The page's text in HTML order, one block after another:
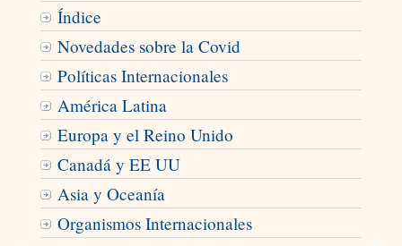
Índice
Novedades sobre la Covid
Políticas Internacionales
América Latina
Europa y el Reino Unido
Canadá y EE UU
Asia y Oceanía
Organismos Internacionales